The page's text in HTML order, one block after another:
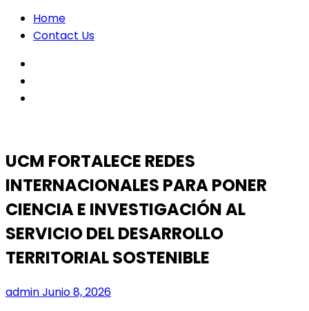
Home
Contact Us
UCM FORTALECE REDES
INTERNACIONALES PARA PONER
CIENCIA E INVESTIGACIÓN AL
SERVICIO DEL DESARROLLO
TERRITORIAL SOSTENIBLE
adminJunio 8, 2026